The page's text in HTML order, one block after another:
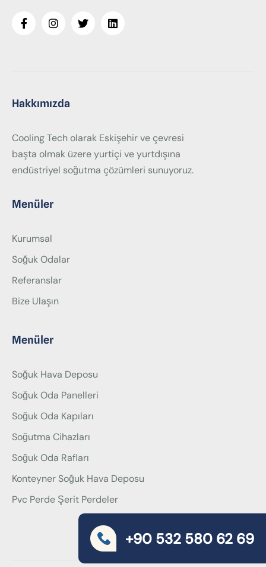
Hakkımızda
Cooling Tech olarak Eskişehir ve çevresi
başta olmak üzere yurtiçi ve yurtdışına
endüstriyel soğutma çözümleri sunuyoruz.
Menüler
Kurumsal
Soğuk Odalar
Referanslar
Bize Ulaşın
Menüler
Soğuk Hava Deposu
Soğuk Oda Panelleri
Soğuk Oda Kapıları
Soğutma Cihazları
Soğuk Oda Rafları
Konteyner Soğuk Hava Deposu
Pvc Perde Şerit Perdeler
+90 532 580 62 69